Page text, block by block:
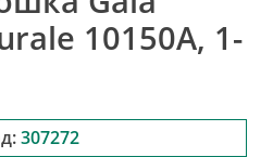
10150A, 1-
307272